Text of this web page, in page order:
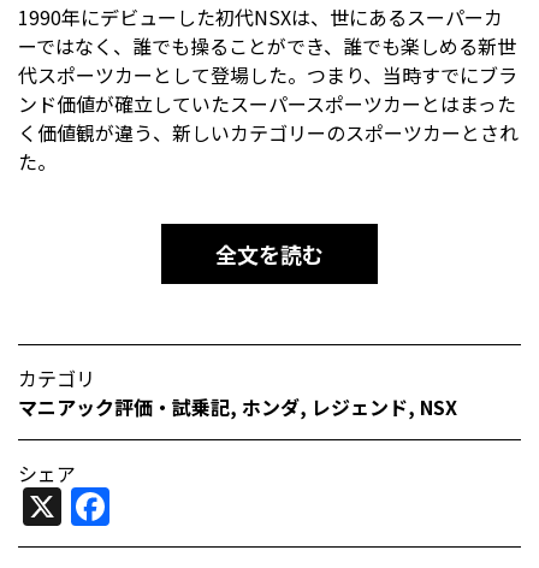
1990年にデビューした初代NSXは、世にあるスーパーカ
ーではなく、誰でも操ることができ、誰でも楽しめる新世
代スポーツカーとして登場した。つまり、当時すでにブラ
ンド価値が確立していたスーパースポーツカーとはまった
く価値観が違う、新しいカテゴリーのスポーツカーとされ
た。
全文を読む
カテゴリ
マニアック評価・試乗記, ホンダ, レジェンド, NSX
シェア
X